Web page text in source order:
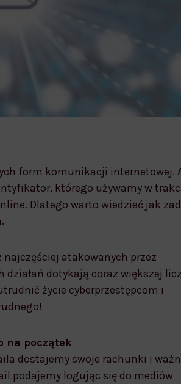
form komunikacji internetowej.
którego używamy w
Dlatego warto wiedzieć jak
atakowanych przez
dotykają coraz większej
życie cyberprzestępcom i
na początek
dostajemy swoje rachunki i
podajemy logując się do mediów